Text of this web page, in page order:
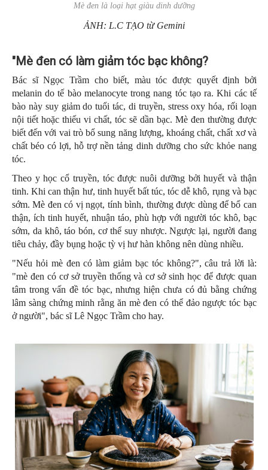
Mè đen là loại hạt giàu dinh dưỡng
ẢNH: L.C TẠO từ Gemini
"Mè đen có làm giảm tóc bạc không?
Bác sĩ Ngọc Trầm cho biết, màu tóc được quyết định bởi
melanin do tế bào melanocyte trong nang tóc tạo ra. Khi các tế
bào này suy giảm do tuổi tác, di truyền, stress oxy hóa, rối loạn
nội tiết hoặc thiếu vi chất, tóc sẽ dần bạc. Mè đen thường được
biết đến với vai trò bổ sung năng lượng, khoáng chất, chất xơ và
chất béo có lợi, hỗ trợ nền tảng dinh dưỡng cho sức khỏe nang
tóc.
Theo y học cổ truyền, tóc được nuôi dưỡng bởi huyết và thận
tinh. Khi can thận hư, tinh huyết bất túc, tóc dễ khô, rụng và bạc
sớm. Mè đen có vị ngọt, tính bình, thường được dùng để bổ can
thận, ích tinh huyết, nhuận táo, phù hợp với người tóc khô, bạc
sớm, da khô, táo bón, cơ thể suy nhược. Ngược lại, người đang
tiêu chảy, đầy bụng hoặc tỳ vị hư hàn không nên dùng nhiều.
"Nếu hỏi mè đen có làm giảm bạc tóc không?", câu trả lời là:
"mè đen có cơ sở truyền thống và cơ sở sinh học để được quan
tâm trong vấn đề tóc bạc, nhưng hiện chưa có đủ bằng chứng
lâm sàng chứng minh rằng ăn mè đen có thể đảo ngược tóc bạc
ở người", bác sĩ Lê Ngọc Trầm cho hay.